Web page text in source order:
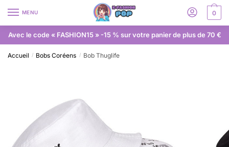
MENU 0
Avec le code « FASHION15 » -15 % sur votre panier de plus de 70 €
Accueil / Bobs Coréens / Bob Thuglife